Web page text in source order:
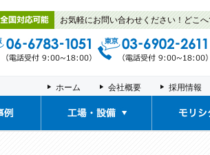
お気軽にお問い合わせください！どこへ
ホーム 会社概要 採用情報